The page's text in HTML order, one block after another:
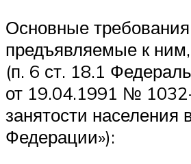
Основные
предъявляемые к
(п. 6 ст. 18.1
от 19.04.1991 №
занятости населения
Федерации»):